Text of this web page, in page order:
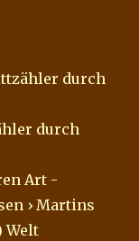
durch
durch
Art -
› Martins
Welt